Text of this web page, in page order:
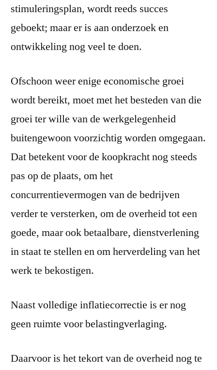
stimuleringsplan, wordt reeds succes
geboekt; maar er is aan onderzoek en
ontwikkeling nog veel te doen.
Ofschoon weer enige economische groei
wordt bereikt, moet met het besteden van die
groei ter wille van de werkgelegenheid
buitengewoon voorzichtig worden omgegaan.
Dat betekent voor de koopkracht nog steeds
pas op de plaats, om het
concurrentievermogen van de bedrijven
verder te versterken, om de overheid tot een
goede, maar ook betaalbare, dienstverlening
in staat te stellen en om herverdeling van het
werk te bekostigen.
Naast volledige inflatiecorrectie is er nog
geen ruimte voor belastingverlaging.
Daarvoor is het tekort van de overheid nog te